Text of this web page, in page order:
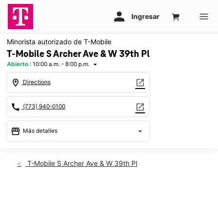
Minorista autorizado de T-Mobile
T-Mobile S Archer Ave & W 39th Pl
Abierto : 10:00 a.m. - 8:00 p.m. arrow_drop_down
location_on Directions open_in_new
call (773) 940-0100 open_in_new
storefront Más detalles arrow_drop_down
Jue.:10:00 a.m. a 8:00 p.m.
T-Mobile S Archer Ave & W 39th Pl